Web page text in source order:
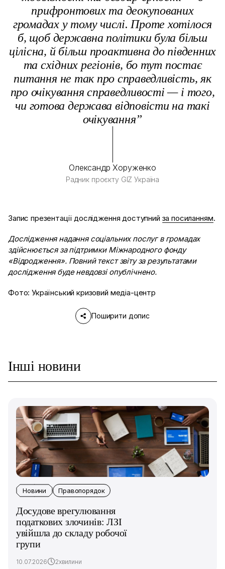
прифронтових та деокупованих
громадах у тому числі. Проте хотілося
б, щоб державна політики була більш
цілісна, й більш проактивна до південних
та східних регіонів, бо тут постає
питання не так про справедливість, як
про очікування справедливості — і того,
чи готова держава відповісти на такі
очікування”
Олександр Хоруженко
Радник проєкту GIZ Україна
Запис презентації дослідження доступний за посиланням.
Дослідження надання соціальних послуг в громадах
здійснюється за підтримки Міжнародного фонду
«Відродження». Повний текст звіту за результатами
дослідження буде невдовзі опублічнено.
Фото: Український кризовий медіа-центр
Поширити допис
Інші новини
Новини Правопорядок
Досудове врегулювання
податкових злочинів: ЛЗІ
увійшла до складу робочої
групи
10.07.2026 2хвилини